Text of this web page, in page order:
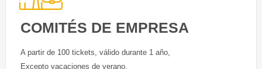
COMITÉS DE EMPRESA
A partir de 100 tickets, válido durante 1 año,
Excepto vacaciones de verano.